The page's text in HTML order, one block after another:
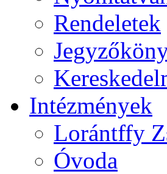
Rendeletek
Intézmények
Lorántffy
Óvoda